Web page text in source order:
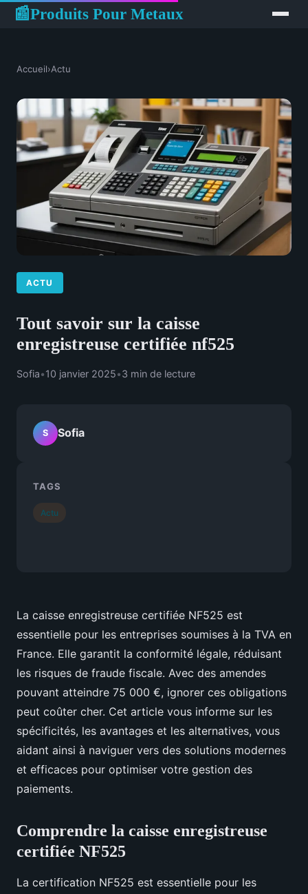
📰Produits Pour Metaux
Accueil›Actu
ACTU
Tout savoir sur la caisse
enregistreuse certifiée nf525
Sofia•10 janvier 2025•3 min de lecture
La caisse enregistreuse certifiée NF525 est
essentielle pour les entreprises soumises à la TVA en
France. Elle garantit la conformité légale, réduisant
les risques de fraude fiscale. Avec des amendes
pouvant atteindre 75 000 €, ignorer ces obligations
peut coûter cher. Cet article vous informe sur les
spécificités, les avantages et les alternatives, vous
aidant ainsi à naviguer vers des solutions modernes
et efficaces pour optimiser votre gestion des
paiements.
Comprendre la caisse enregistreuse
certifiée NF525
La certification NF525 est essentielle pour les
S Sofia
TAGS
Actu